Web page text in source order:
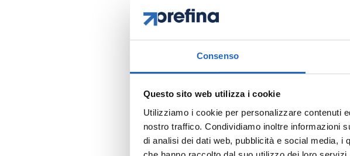
Consenso
Questo sito web utilizza i cookie
Utilizziamo i cookie per personalizzare contenuti
nostro traffico. Condividiamo inoltre informazioni
di analisi dei dati web, pubblicità e social media, i